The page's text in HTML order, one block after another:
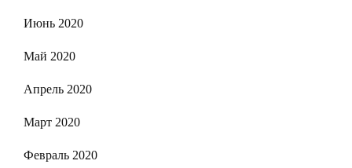
Июнь 2020
Май 2020
Апрель 2020
Март 2020
Февраль 2020